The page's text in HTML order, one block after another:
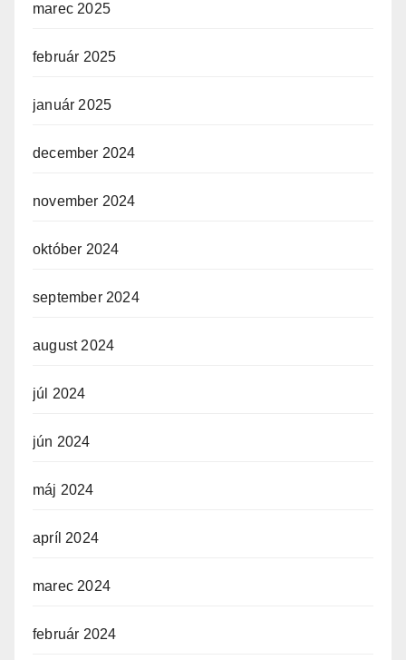
marec 2025
február 2025
január 2025
december 2024
november 2024
október 2024
september 2024
august 2024
júl 2024
jún 2024
máj 2024
apríl 2024
marec 2024
február 2024